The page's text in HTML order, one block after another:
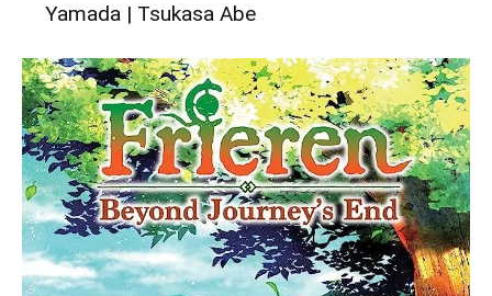
Yamada | Tsukasa Abe